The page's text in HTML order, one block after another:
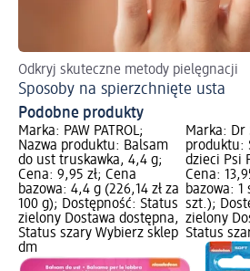
Odkryj skuteczne metody pielęgnacji
Sposoby na spierzchnięte usta
Podobne produkty
Marka: PAW PATROL;
Nazwa produktu: Balsam
do ust truskawka, 4,4 g;
Cena: 9,95 zł; Cena
bazowa: 4,4 g (226,14 zł za
100 g); Dostępność: Status
zielony Dostawa dostępna,
Status szary Wybierz sklep
dm
Marka: Dr
produktu:
dzieci Psi
Cena:
bazowa: 1
szt.);
zielony
Status